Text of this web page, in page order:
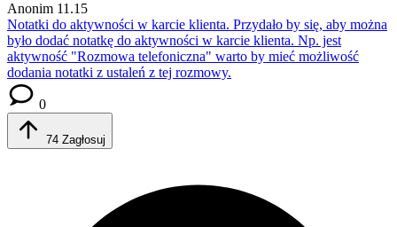
Anonim 11.15
Notatki do aktywności w karcie klienta. Przydało by się, aby można
było dodać notatkę do aktywności w karcie klienta. Np. jest
aktywność "Rozmowa telefoniczna" warto by mieć możliwość
dodania notatki z ustaleń z tej rozmowy.
0
74 Zagłosuj